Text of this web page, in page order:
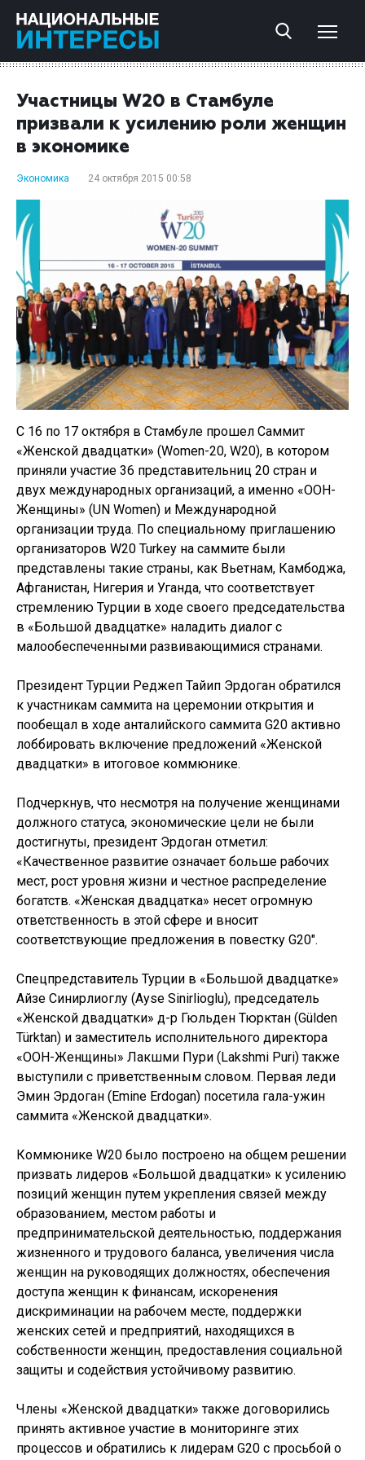
Участницы W20 в Стамбуле
призвали к усилению роли женщин
в экономике
Экономика 24 октября 2015 00:58
С 16 по 17 октября в Стамбуле прошел Саммит
«Женской двадцатки» (Women-20, W20), в котором
приняли участие 36 представительниц 20 стран и
двух международных организаций, а именно «ООН-
Женщины» (UN Women) и Международной
организации труда. По специальному приглашению
организаторов W20 Turkey на саммите были
представлены такие страны, как Вьетнам, Камбоджа,
Афганистан, Нигерия и Уганда, что соответствует
стремлению Турции в ходе своего председательства
в «Большой двадцатке» наладить диалог с
малообеспеченными развивающимися странами.
Президент Турции Реджеп Тайип Эрдоган обратился
к участникам саммита на церемонии открытия и
пообещал в ходе анталийского саммита G20 активно
лоббировать включение предложений «Женской
двадцатки» в итоговое коммюнике.
Подчеркнув, что несмотря на получение женщинами
должного статуса, экономические цели не были
достигнуты, президент Эрдоган отметил:
«Качественное развитие означает больше рабочих
мест, рост уровня жизни и честное распределение
богатств. «Женская двадцатка» несет огромную
ответственность в этой сфере и вносит
соответствующие предложения в повестку G20″.
Спецпредставитель Турции в «Большой двадцатке»
Айзе Синирлиоглу (Ayse Sinirlioglu), председатель
«Женской двадцатки» д-р Гюльден Тюрктан (Gülden
Türktan) и заместитель исполнительного директора
«ООН-Женщины» Лакшми Пури (Lakshmi Puri) также
выступили с приветственным словом. Первая леди
Эмин Эрдоган (Emine Erdogan) посетила гала-ужин
саммита «Женской двадцатки».
Коммюнике W20 было построено на общем решении
призвать лидеров «Большой двадцатки» к усилению
позиций женщин путем укрепления связей между
образованием, местом работы и
предпринимательской деятельностью, поддержания
жизненного и трудового баланса, увеличения числа
женщин на руководящих должностях, обеспечения
доступа женщин к финансам, искоренения
дискриминации на рабочем месте, поддержки
женских сетей и предприятий, находящихся в
собственности женщин, предоставления социальной
защиты и содействия устойчивому развитию.
Члены «Женской двадцатки» также договорились
принять активное участие в мониторинге этих
процессов и обратились к лидерам G20 с просьбой о